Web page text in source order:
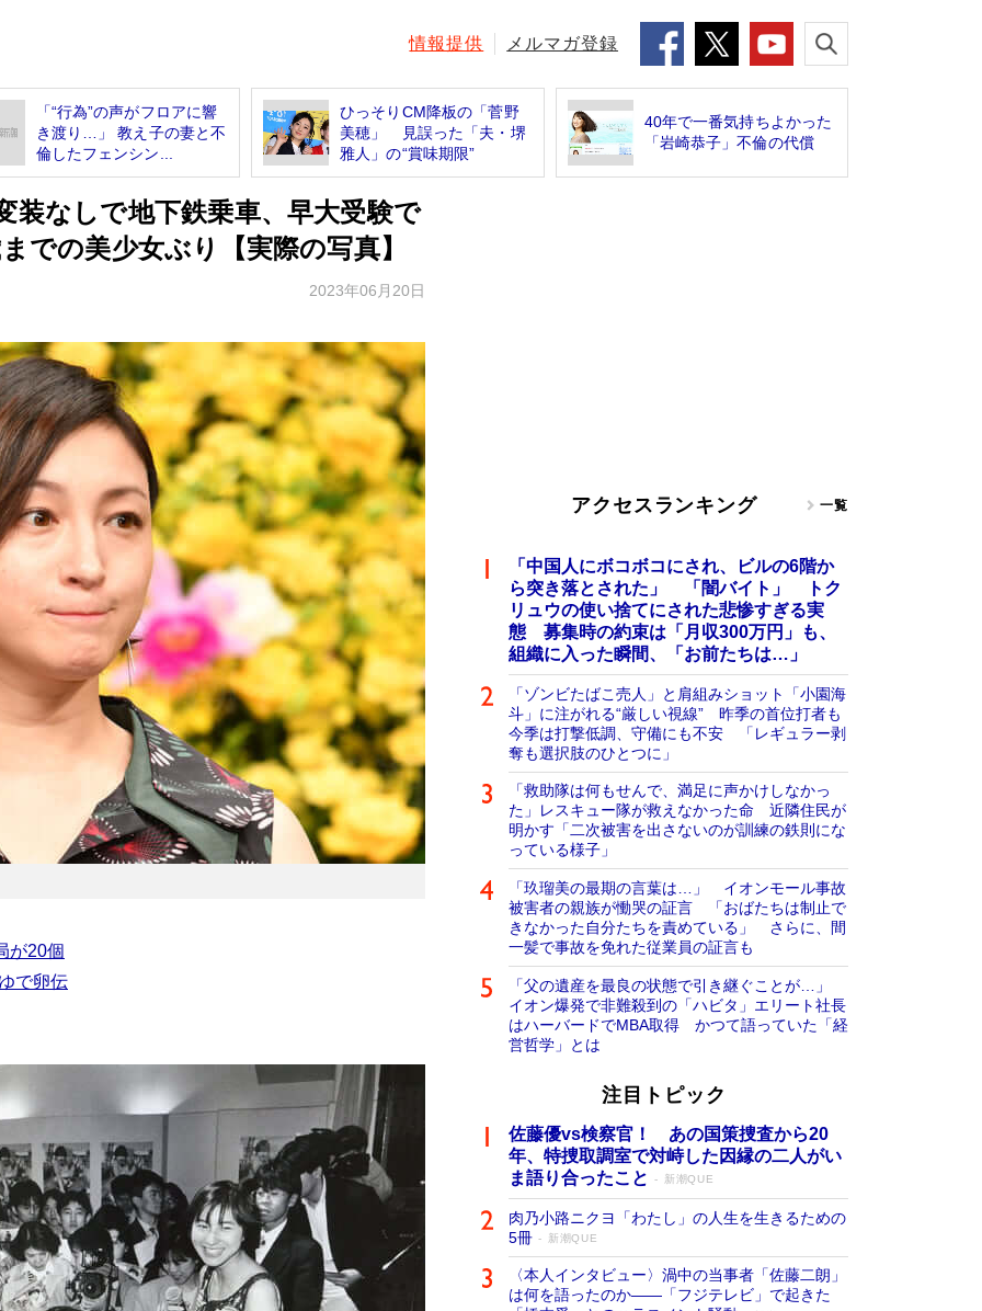
情報提供 メルマガ登録
「“行為”の声がフロアに響
き渡り…」 教え子の妻と不
倫したフェンシン...
ひっそりCM降板の「菅野
美穂」 見誤った「夫・堺
雅人」の“賞味期限”
40年で一番気持ちよかった
「岩崎恭子」不倫の代償
装なしで地下鉄乗車、早大受験で
での美少女ぶり【実際の写真】
2023年06月20日
が20個
で卵伝
アクセスランキング 一覧
「中国人にボコボコにされ、ビルの6階か
ら突き落とされた」 「闇バイト」 トク
リュウの使い捨てにされた悲惨すぎる実
態 募集時の約束は「月収300万円」も、
組織に入った瞬間、「お前たちは…」
「ゾンビたばこ売人」と肩組みショット「小園海
斗」に注がれる“厳しい視線” 昨季の首位打者も
今季は打撃低調、守備にも不安 「レギュラー剥
奪も選択肢のひとつに」
「救助隊は何もせんで、満足に声かけしなかっ
た」レスキュー隊が救えなかった命 近隣住民が
明かす「二次被害を出さないのが訓練の鉄則にな
っている様子」
「玖瑠美の最期の言葉は…」 イオンモール事故
被害者の親族が慟哭の証言 「おばたちは制止で
きなかった自分たちを責めている」 さらに、間
一髪で事故を免れた従業員の証言も
「父の遺産を最良の状態で引き継ぐことが…」
イオン爆発で非難殺到の「ハビタ」エリート社長
はハーバードでMBA取得 かつて語っていた「経
営哲学」とは
注目トピック
佐藤優vs検察官！ あの国策捜査から20
年、特捜取調室で対峙した因縁の二人がい
ま語り合ったこと
新潮QUE
肉乃小路ニクヨ「わたし」の人生を生きるための
5冊
新潮QUE
〈本人インタビュー〉渦中の当事者「佐藤二朗」
は何を語ったのか――「フジテレビ」で起きた